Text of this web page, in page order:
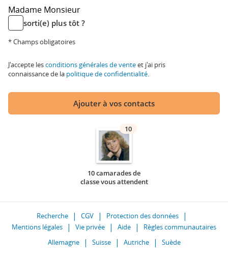
Madame Monsieur
sorti(e) plus tôt ?
* Champs obligatoires
J'accepte lesconditions générales de venteet j'ai pris
connaissance de la politique de confidentialité.
Ajouter à vos contacts
10
10 camarades de
classe vous attendent
Recherche CGV
Protection des données
Mentions légales
Vie privée Aide
Règles communautaires
Allemagne
Suisse Autriche Suède